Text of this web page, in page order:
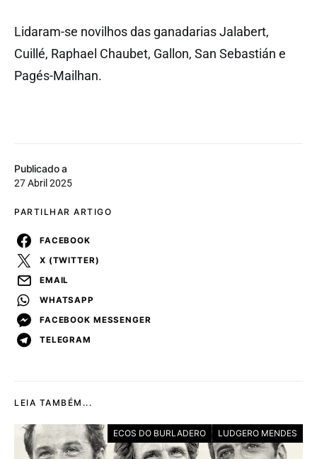
Publicado a
27 Abril 2025
PARTILHAR ARTIGO
FACEBOOK
X (TWITTER)
EMAIL
WHATSAPP
FACEBOOK MESSENGER
TELEGRAM
Lidaram-se novilhos das ganadarias Jalabert,
Cuillé, Raphael Chaubet, Gallon, San Sebastián e
Pagés-Mailhan.
LEIA TAMBÉM...
ECOS DO BURLADERO LUDGERO MENDES